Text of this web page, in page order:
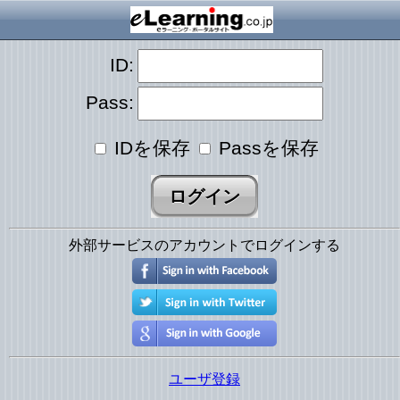
ID:
Pass:
IDを保存 Passを保存
外部サービスのアカウントでログインする
ユーザ登録